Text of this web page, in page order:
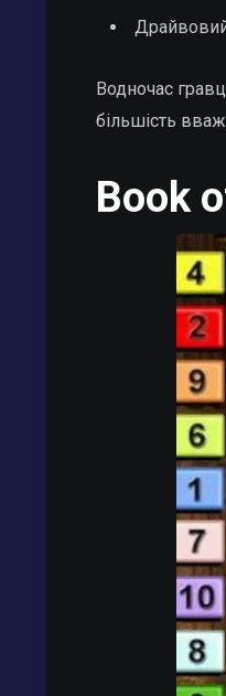
Водночас
більшість
Book